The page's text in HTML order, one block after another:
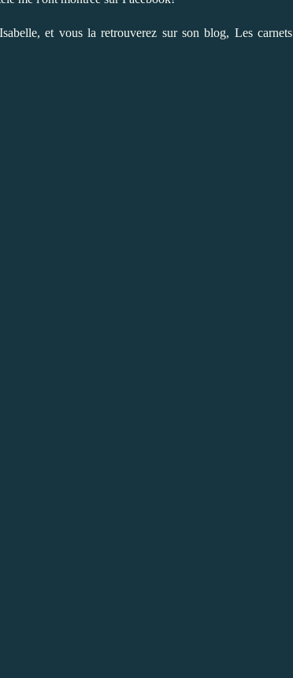
et vous la retrouverez sur son blog, Les carnets